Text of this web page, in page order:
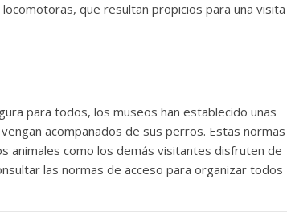
que resultan propicios para una visita
para todos, los museos han establecido unas
acompañados de sus perros. Estas normas
animales como los demás visitantes disfruten de
las normas de acceso para organizar todos